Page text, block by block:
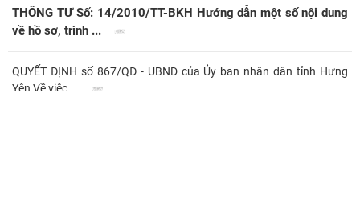
THÔNG TƯ Số: 14/2010/TT-BKH Hướng dẫn một số nội dung
về hồ sơ, trình ...
QUYẾT ĐỊNH số 867/QĐ - UBND của Ủy ban nhân dân tỉnh Hưng
Yên Về việc ...